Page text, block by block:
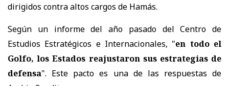
dirigidos contra altos cargos de Hamás.
Según un informe del año pasado del Centro de
Estudios Estratégicos e Internacionales, "en todo el
Golfo, los Estados reajustaron sus estrategias de
defensa". Este pacto es una de las respuestas de